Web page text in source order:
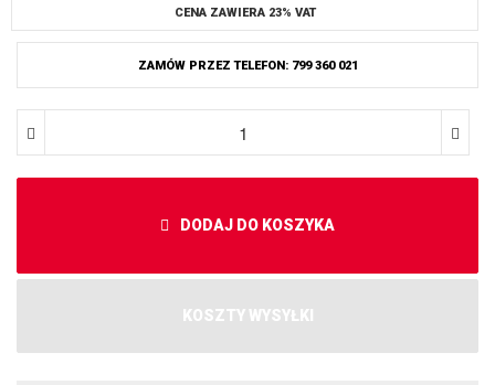
CENA ZAWIERA 23% VAT
ZAMÓW PRZEZ TELEFON: 799 360 021
DODAJ DO KOSZYKA
KOSZTY WYSYŁKI